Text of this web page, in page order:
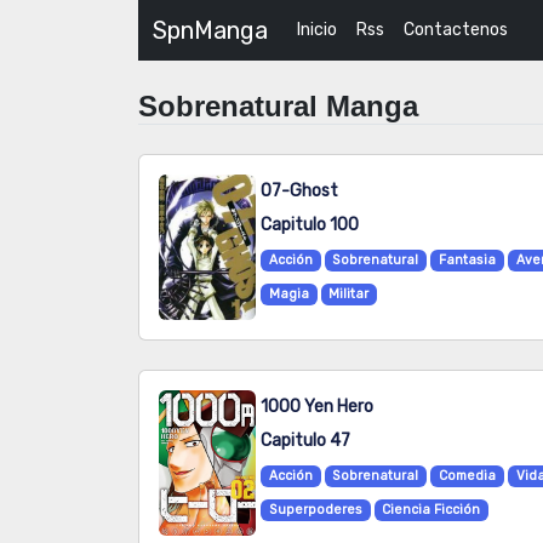
SpnManga Inicio Rss Contactenos
Sobrenatural Manga
07-Ghost
Capitulo 100
Acción Sobrenatural Fantasia
Magia Militar
1000 Yen Hero
Capitulo 47
Acción Sobrenatural Comedia
Superpoderes Ciencia Ficción